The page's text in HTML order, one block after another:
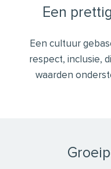
Een
Een cultuur
respect, inclusie,
waarden